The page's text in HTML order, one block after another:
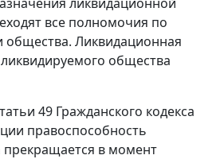
ликвидационной
все полномочия по
Ликвидационная
общества
49 Гражданского кодекса
правоспособность
в момент